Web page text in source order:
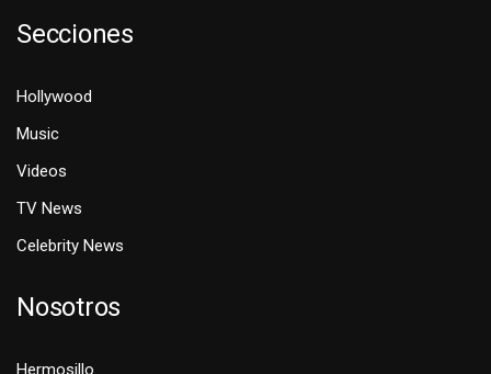
Secciones
Hollywood
Music
Videos
TV News
Celebrity News
Nosotros
Hermosillo